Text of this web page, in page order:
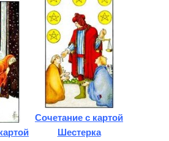
Сочетание с картой
Шестерка